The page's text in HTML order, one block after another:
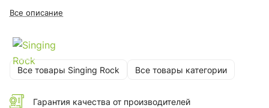
Все описание
Все товары Singing Rock Все товары категории
Гарантия качества от производителей